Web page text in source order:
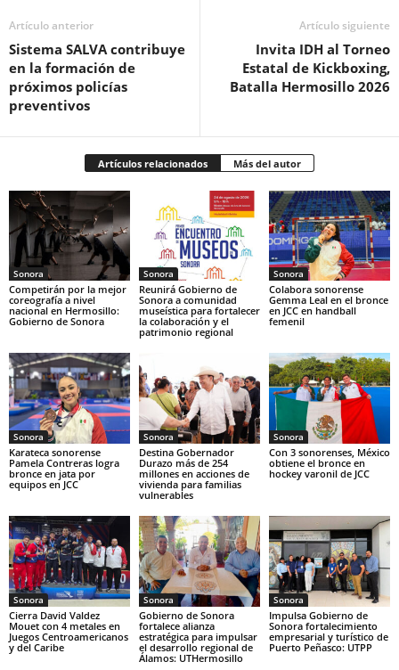
Artículo anterior
Sistema SALVA contribuye
en la formación de
próximos policías
preventivos
Artículo siguiente
Invita IDH al Torneo
Estatal de Kickboxing,
Batalla Hermosillo 2026
Artículos relacionados Más del autor
Sonora
Competirán por la mejor
coreografía a nivel
nacional en Hermosillo:
Gobierno de Sonora
Sonora
Reunirá Gobierno de
Sonora a comunidad
museística para fortalecer
la colaboración y el
patrimonio regional
Sonora
Colabora sonorense
Gemma Leal en el bronce
en JCC en handball
femenil
Sonora
Karateca sonorense
Pamela Contreras logra
bronce en jata por
equipos en JCC
Sonora
Destina Gobernador
Durazo más de 254
millones en acciones de
vivienda para familias
vulnerables
Sonora
Con 3 sonorenses, México
obtiene el bronce en
hockey varonil de JCC
Sonora
Cierra David Valdez
Mouet con 4 metales en
Juegos Centroamericanos
y del Caribe
Sonora
Gobierno de Sonora
fortalece alianza
estratégica para impulsar
el desarrollo regional de
Álamos: UTHermosillo
Sonora
Impulsa Gobierno de
Sonora fortalecimiento
empresarial y turístico de
Puerto Peñasco: UTPP